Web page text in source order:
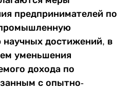
предпринимателей по
научных достижений, в
уменьшения
дохода по
с опытно-